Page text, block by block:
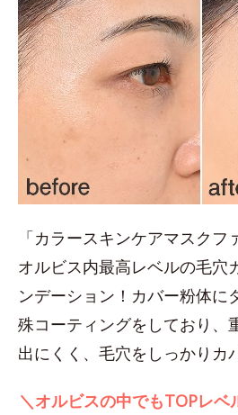
「カラースキンケアマスク
オルビス内最高レベルの毛穴
ンデーション！カバー粉体に
殊コーティングをしており、
出にくく、毛穴をしっかりカ
＼オルビスの中でもTOPレ